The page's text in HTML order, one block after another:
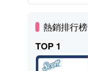
熱銷排行榜
TOP 1